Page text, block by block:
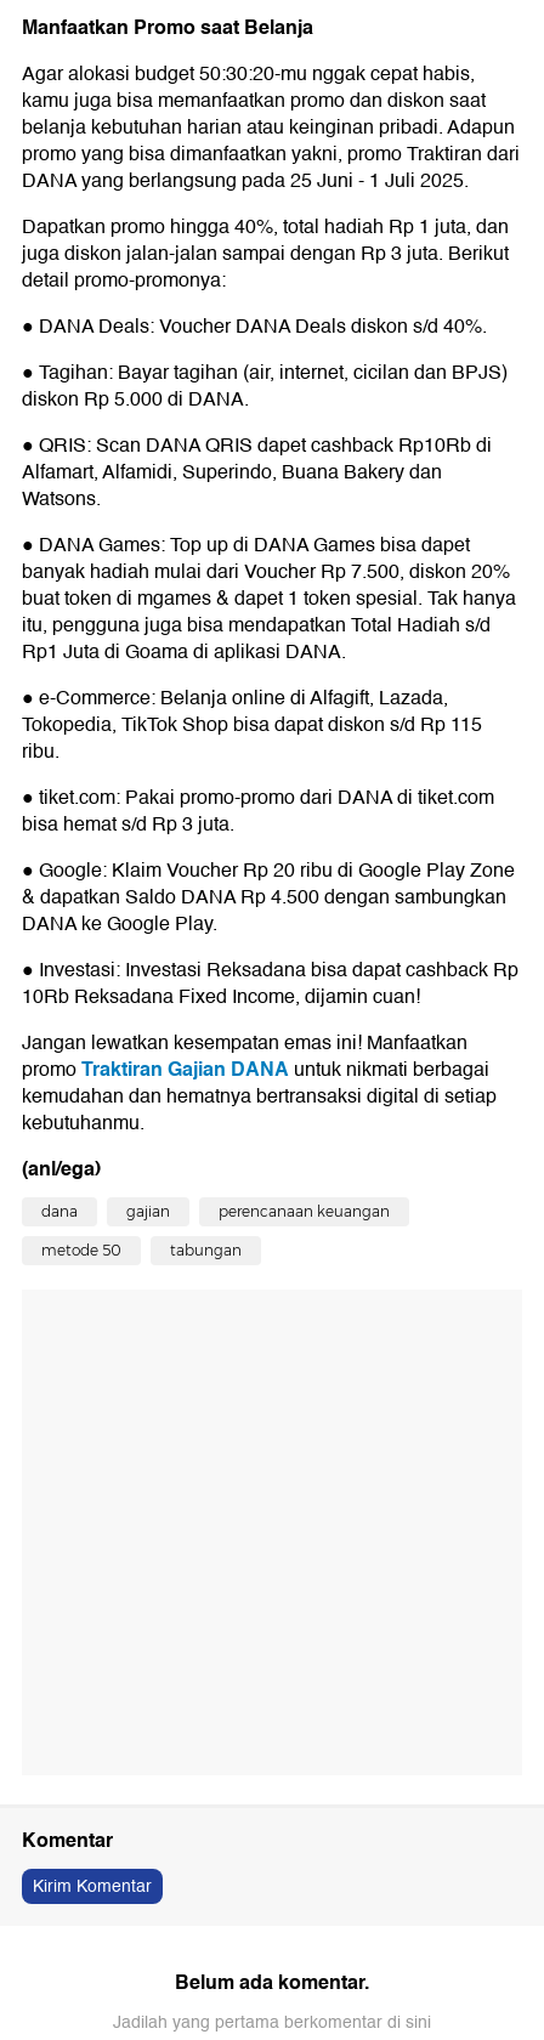
Manfaatkan Promo saat Belanja
Agar alokasi budget 50:30:20-mu nggak cepat habis,
kamu juga bisa memanfaatkan promo dan diskon saat
belanja kebutuhan harian atau keinginan pribadi. Adapun
promo yang bisa dimanfaatkan yakni, promo Traktiran dari
DANA yang berlangsung pada 25 Juni - 1 Juli 2025.
Dapatkan promo hingga 40%, total hadiah Rp 1 juta, dan
juga diskon jalan-jalan sampai dengan Rp 3 juta. Berikut
detail promo-promonya:
● DANA Deals: Voucher DANA Deals diskon s/d 40%.
● Tagihan: Bayar tagihan (air, internet, cicilan dan BPJS)
diskon Rp 5.000 di DANA.
● QRIS: Scan DANA QRIS dapet cashback Rp10Rb di
Alfamart, Alfamidi, Superindo, BuanaBakery dan
Watsons.
● DANA Games: Top up di DANA Games bisa dapet
banyak hadiah mulai dari VoucherRp 7.500, diskon 20%
buat token di mgames & dapet 1 token spesial. Tak hanya
itu, pengguna juga bisa mendapatkan Total Hadiah s/d
Rp1 Juta di Goama di aplikasi DANA.
● e-Commerce: Belanja online di Alfagift, Lazada,
Tokopedia, TikTok Shop bisa dapatdiskon s/d Rp 115
ribu.
● tiket.com: Pakai promo-promo dari DANA di tiket.com
bisa hemat s/d Rp 3 juta.
● Google: Klaim Voucher Rp 20 ribu di Google Play Zone
& dapatkan Saldo DANA Rp 4.500dengan sambungkan
DANA ke Google Play.
● Investasi: Investasi Reksadana bisa dapat cashback Rp
10Rb Reksadana Fixed Income, dijamin cuan!
Jangan lewatkan kesempatan emas ini! Manfaatkan
promoTraktiran Gajian DANAuntuk nikmati berbagai
kemudahan dan hematnya bertransaksi digital di setiap
kebutuhanmu.
(anl/ega)
dana gajian perencanaan keuangan
metode 50 tabungan
Komentar
Kirim Komentar
Belum ada komentar.
Jadilah yang pertama berkomentar di sini